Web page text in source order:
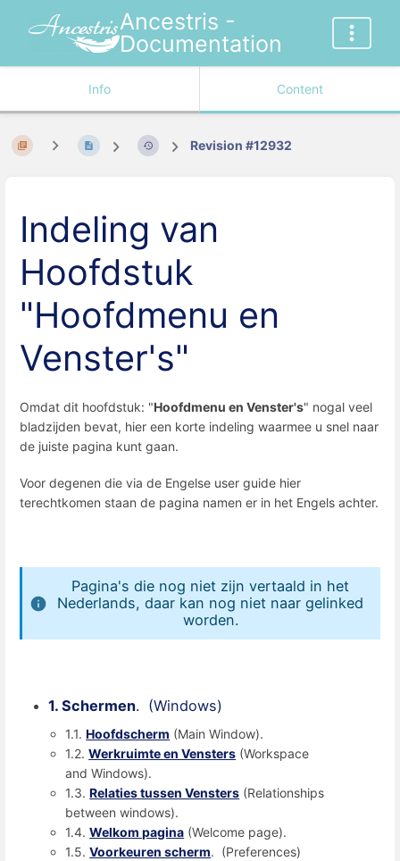
Ancestris -
Documentation
Info Content
Revision #12932
Indeling van
Hoofdstuk
"Hoofdmenu en
Venster's"
Omdat dit hoofdstuk: "Hoofdmenu en Venster's" nogal veel
bladzijden bevat, hier een korte indeling waarmee u snel naar
de juiste pagina kunt gaan.
Voor degenen die via de Engelse user guide hier
terechtkomen staan de pagina namen er in het Engels achter.
Pagina's die nog niet zijn vertaald in het
Nederlands, daar kan nog niet naar gelinked
worden.
1. Schermen. (Windows)
1.1.Hoofdscherm (Main Window).
1.2.Werkruimte en Vensters (Workspace
and Windows).
1.3.Relaties tussen Vensters (Relationships
between windows).
1.4.Welkom pagina (Welcome page).
1.5.Voorkeuren scherm. (Preferences)